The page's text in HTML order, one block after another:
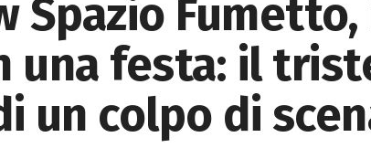
Spazio
una festa: il
un colpo di